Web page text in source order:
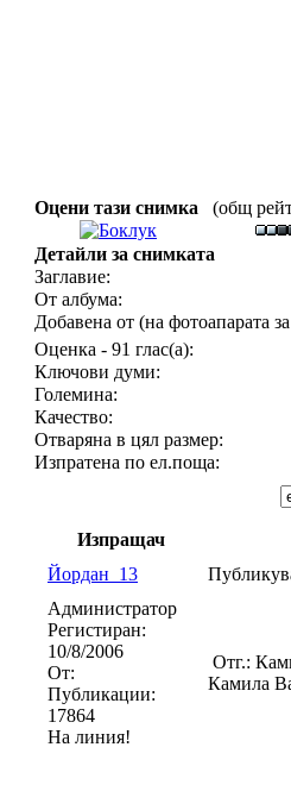
Оцени тази снимка
(общ
Детайли за снимката
Заглавие:
От албума:
Добавена от (на фотоапарата
Оценка - 91 глас(а):
Ключови думи:
Големина:
Качество:
Отваряна в цял размер:
Изпратена по ел.поща:
Изпращач
Йордан_13
Администратор
Регистиран:
10/8/2006
От:
Публикации:
17864
На линия!
Отг.:
Камила